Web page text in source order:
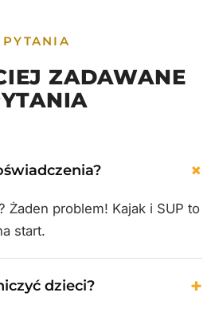
PYTANIA
ZADAWANE
+
Żaden problem! Kajak i SUP to
start.
dzieci? +